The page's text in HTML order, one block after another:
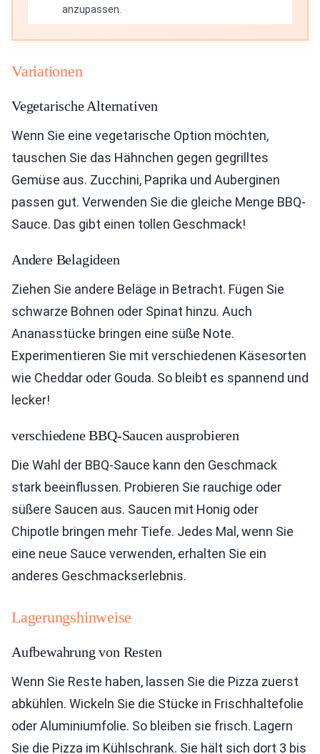
anzupassen.
Variationen
Vegetarische Alternativen
Wenn Sie eine vegetarische Option möchten,
tauschen Sie das Hähnchen gegen gegrilltes
Gemüse aus. Zucchini, Paprika und Auberginen
passen gut. Verwenden Sie die gleiche Menge BBQ-
Sauce. Das gibt einen tollen Geschmack!
Andere Belagideen
Ziehen Sie andere Beläge in Betracht. Fügen Sie
schwarze Bohnen oder Spinat hinzu. Auch
Ananasstücke bringen eine süße Note.
Experimentieren Sie mit verschiedenen Käsesorten
wie Cheddar oder Gouda. So bleibt es spannend und
lecker!
verschiedene BBQ-Saucen ausprobieren
Die Wahl der BBQ-Sauce kann den Geschmack
stark beeinflussen. Probieren Sie rauchige oder
süßere Saucen aus. Saucen mit Honig oder
Chipotle bringen mehr Tiefe. Jedes Mal, wenn Sie
eine neue Sauce verwenden, erhalten Sie ein
anderes Geschmackserlebnis.
Lagerungshinweise
Aufbewahrung von Resten
Wenn Sie Reste haben, lassen Sie die Pizza zuerst
abkühlen. Wickeln Sie die Stücke in Frischhaltefolie
oder Aluminiumfolie. So bleiben sie frisch. Lagern
Sie die Pizza im Kühlschrank. Sie hält sich dort 3 bis